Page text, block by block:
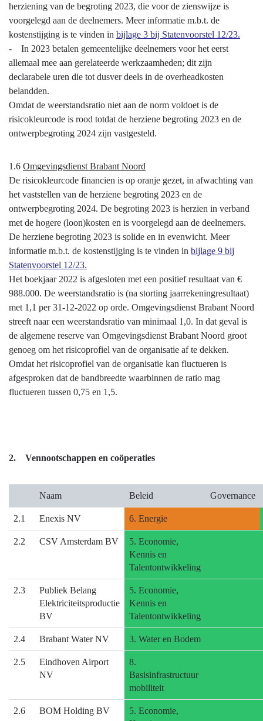
herziening van de begroting 2023, die voor de zienswijze is
voorgelegd aan de deelnemers. Meer informatie m.b.t. de
kostenstijging is te vinden in bijlage 3 bij Statenvoorstel 12/23.
- In 2023 betalen gemeentelijke deelnemers voor het eerst
allemaal mee aan gerelateerde werkzaamheden; dit zijn
declarabele uren die tot dusver deels in de overheadkosten
belandden.
Omdat de weerstandsratio niet aan de norm voldoet is de
risicokleurcode is rood totdat de herziene begroting 2023 en de
ontwerpbegroting 2024 zijn vastgesteld.
1.6 Omgevingsdienst Brabant Noord
De risicokleurcode financien is op oranje gezet, in afwachting van
het vaststellen van de herziene begroting 2023 en de
ontwerpbegroting 2024. De begroting 2023 is herzien in verband
met de hogere (loon)kosten en is voorgelegd aan de deelnemers.
De herziene begroting 2023 is solide en in evenwicht. Meer
informatie m.b.t. de kostenstijging is te vinden in bijlage 9 bij
Statenvoorstel 12/23.
Het boekjaar 2022 is afgesloten met een positief resultaat van €
988.000. De weerstandsratio is (na storting jaarrekeningresultaat)
met 1,1 per 31-12-2022 op orde. Omgevingsdienst Brabant Noord
streeft naar een weerstandsratio van minimaal 1,0. In dat geval is
de algemene reserve van Omgevingsdienst Brabant Noord groot
genoeg om het risicoprofiel van de organisatie af te dekken.
Omdat het risicoprofiel van de organisatie kan fluctueren is
afgesproken dat de bandbreedte waarbinnen de ratio mag
fluctueren tussen 0,75 en 1,5.
2. Vennootschappen en coöperaties
Naam Beleid Governance
2.1 Enexis NV 6. Energie
2.2 CSV Amsterdam BV
5. Economie,
Kennis en
Talentontwikkeling
2.3
Publiek Belang
Elektriciteitsproductie
BV
5. Economie,
Kennis en
Talentontwikkeling
2.4 Brabant Water NV 3. Water en Bodem
2.5
Eindhoven Airport
NV
8.
Basisinfrastructuur
mobiliteit
2.6 BOM Holding BV
5. Economie,